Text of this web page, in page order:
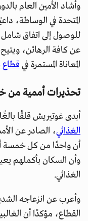
وأشاد الأمين العام
المتحدة في الوساطة،
للوصول إلى اتفاق شامل
عن كافة الرهائن،
المعاناة المستمرة فيقطاع
تحذيرات أممية من
أبدى غوتيريش قلقًا
الغذائي، الصادر عن
أن واحدًا من كل خمسة
وأن السكان بأكملهم
الغذائي.
وأعرب عن انزعاجه
القطاع، مؤكدًا أن